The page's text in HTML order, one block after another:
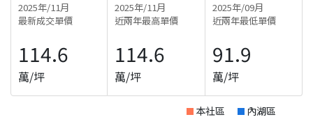
2025年/11月
最新成交單價
114.6
萬/坪
2025年/11月
近兩年最高單價
114.6
萬/坪
2025年/09月
近兩年最低單價
91.9
萬/坪
本社區 內湖區